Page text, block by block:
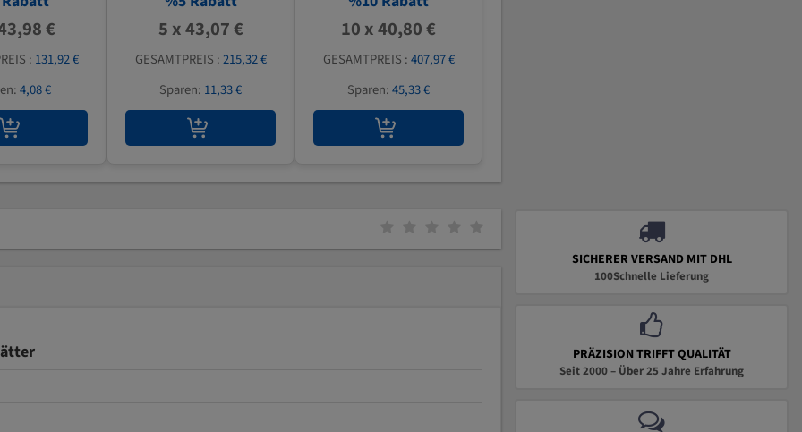
€
: 131,92 €
4,08 €
5 x 43,07 €
GESAMTPREIS :215,32 €
Sparen: 11,33 €
10 x 40,80 €
GESAMTPREIS :407,97 €
Sparen:45,33 €
SICHERER VERSAND MIT DHL
100Schnelle Lieferung
PRÄZISION TRIFFT QUALITÄT
Seit 2000 – Über 25 Jahre Erfahrung